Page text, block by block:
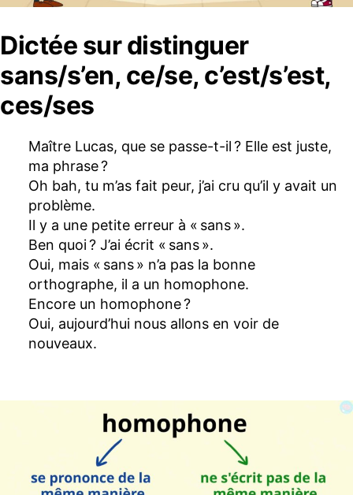
Dictée sur distinguer
sans/s’en, ce/se, c’est/s’est,
ces/ses
Maître Lucas, que se passe-t-il ? Elle est juste,
ma phrase ?
Oh bah, tu m’as fait peur, j’ai cru qu’il y avait un
problème.
Il y a une petite erreur à « sans ».
Ben quoi ? J’ai écrit « sans ».
Oui, mais « sans » n’a pas la bonne
orthographe, il a un homophone.
Encore un homophone ?
Oui, aujourd’hui nous allons en voir de
nouveaux.